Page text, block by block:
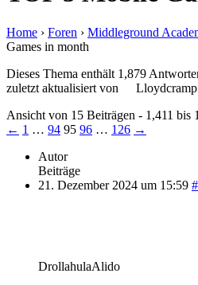
Home › Foren › Middleground
Games in month
Dieses Thema enthält 1,879
zuletzt aktualisiert von
Lloydcramp
Ansicht von 15 Beiträgen - 1,411 bis
← 1 … 94 95 96 … 126 →
Autor
Beiträge
21. Dezember 2024 um 15:59
DrollahulaAlido